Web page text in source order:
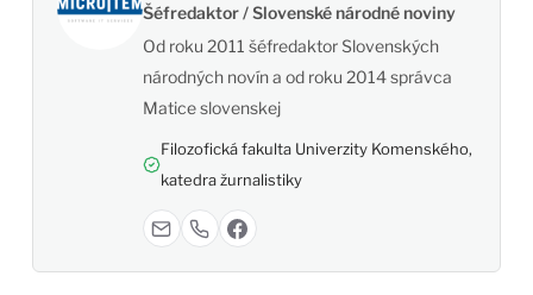
Šéfredaktor / Slovenské národné noviny
Od roku 2011 šéfredaktor Slovenských
národných novín a od roku 2014 správca
Matice slovenskej
Filozofická fakulta Univerzity Komenského,
katedra žurnalistiky